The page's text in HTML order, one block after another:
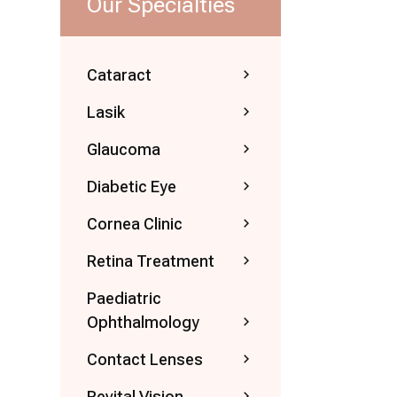
Cataract
Lasik
Glaucoma
Diabetic Eye
Cornea Clinic
Retina Treatment
Paediatric
Ophthalmology
Contact Lenses